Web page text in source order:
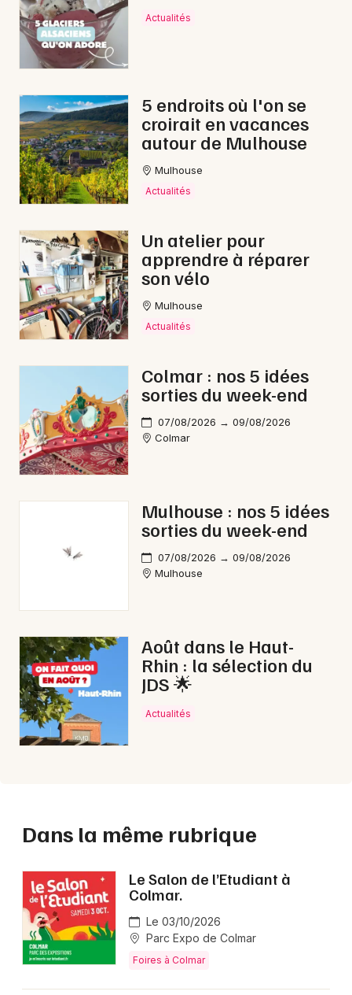
Actualités
5 endroits où l'on se
croirait en vacances
autour de Mulhouse
Mulhouse
Actualités
Un atelier pour
apprendre à réparer
son vélo
Mulhouse
Actualités
Colmar : nos 5 idées
sorties du week-end
07/08/2026 → 09/08/2026
Colmar
Mulhouse : nos 5 idées
sorties du week-end
07/08/2026 → 09/08/2026
Mulhouse
Août dans le Haut-
Rhin : la sélection du
JDS 🌟
Actualités
Dans la même rubrique
Le Salon de l’Etudiant à
Colmar.
Le 03/10/2026
Parc Expo de Colmar
Foires à Colmar